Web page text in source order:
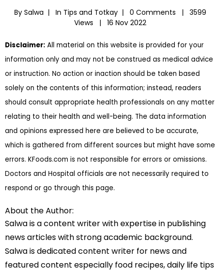
By Salwa | In Tips and Totkay| 0 Comments |
3599
Views |
16 Nov 2022
Disclaimer: All material on this website is provided for your
information only and may not be construed as medical advice
or instruction. No action or inaction should be taken based
solely on the contents of this information; instead, readers
should consult appropriate health professionals on any matter
relating to their health and well-being. The data information
and opinions expressed here are believed to be accurate,
which is gathered from different sources but might have some
errors. KFoods.com is not responsible for errors or omissions.
Doctors and Hospital officials are not necessarily required to
respond or go through this page.
About the Author:
Salwa is a content writer with expertise in publishing
news articles with strong academic background.
Salwa is dedicated content writer for news and
featured content especially food recipes, daily life tips